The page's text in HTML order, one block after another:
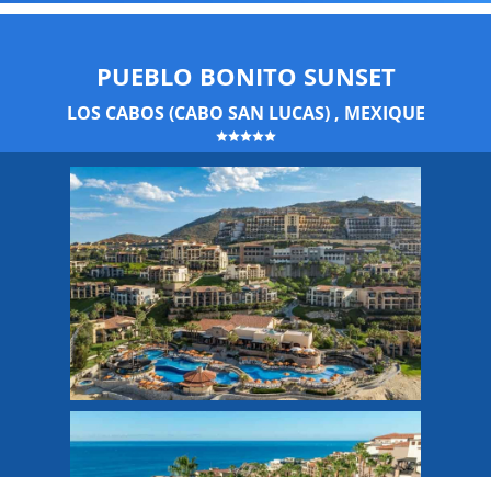
PUEBLO BONITO SUNSET
LOS CABOS (CABO SAN LUCAS) , MEXIQUE